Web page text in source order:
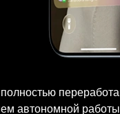
автономной работы